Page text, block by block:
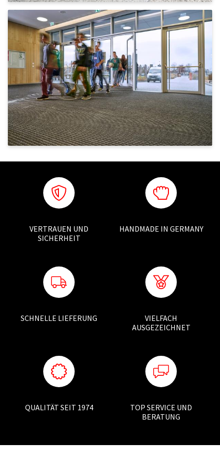
VERTRAUEN UND
SICHERHEIT
HANDMADE IN GERMANY
SCHNELLE LIEFERUNG
VIELFACH
AUSGEZEICHNET
QUALITÄT SEIT 1974
TOP SERVICE UND
BERATUNG